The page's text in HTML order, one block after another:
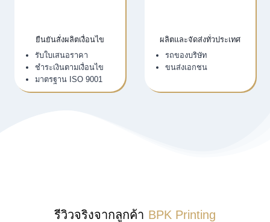
ยืนยันสั่งผลิตเงื่อนไข
รับใบเสนอราคา
ชำระเงินตามเงื่อนไข
มาตรฐาน ISO 9001
ผลิตและจัดส่งทั่วประเทศ
รถของบริษัท
ขนส่งเอกชน
รีวิวจริงจากลูกค้า BPK Printing